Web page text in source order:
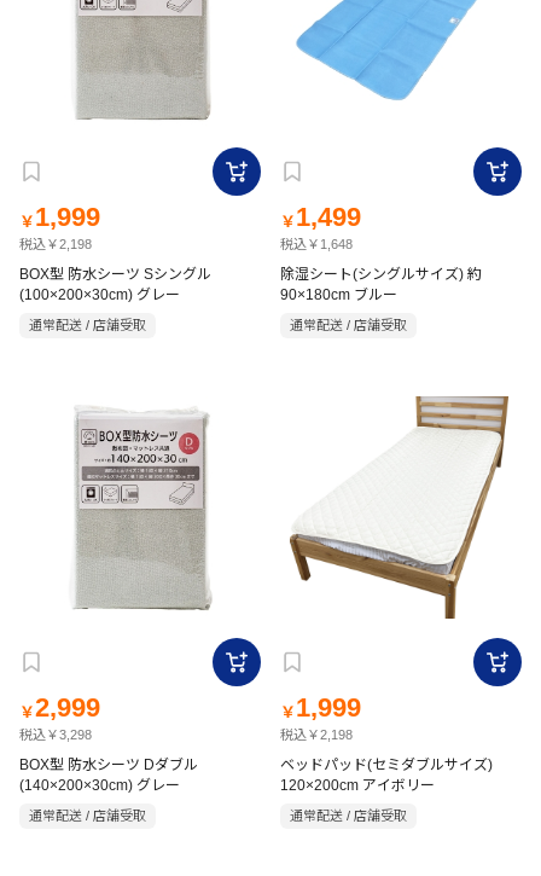
￥ 1,999
税込￥2,198
BOX型 防水シーツ Sシングル
(100×200×30cm) グレー
通常配送 / 店舗受取
￥ 1,499
税込￥1,648
除湿シート(シングルサイズ) 約
90×180cm ブルー
通常配送 / 店舗受取
￥2,999
税込￥3,298
BOX型 防水シーツ Dダブル
(140×200×30cm) グレー
通常配送 / 店舗受取
￥ 1,999
税込￥2,198
ベッドパッド(セミダブルサイズ)
120×200cm アイボリー
通常配送 / 店舗受取